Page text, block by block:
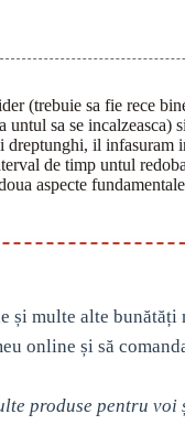
(trebuie sa fie rece
sa se incalzeasca)
dreptunghi, il
de timp untul
aspecte
și multe alte bunătăți
online și să
produse pentru voi